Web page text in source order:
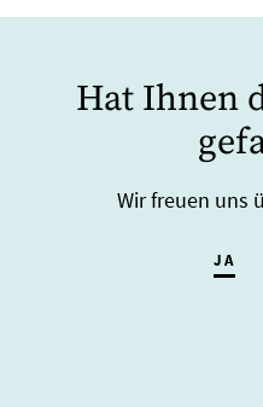
Hat Ihnen
Wir freuen uns
JA